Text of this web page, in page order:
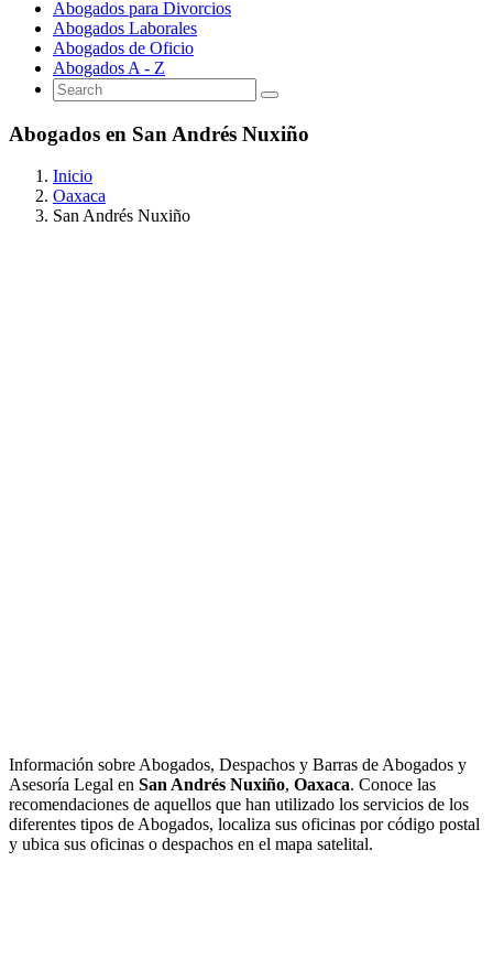
Abogados para Divorcios
Abogados Laborales
Abogados de Oficio
Abogados A - Z
Abogados en San Andrés Nuxiño
Inicio
Oaxaca
San Andrés Nuxiño
Información sobre Abogados, Despachos y Barras de Abogados y
Asesoría Legal en San Andrés Nuxiño, Oaxaca. Conoce las
recomendaciones de aquellos que han utilizado los servicios de los
diferentes tipos de Abogados, localiza sus oficinas por código postal
y ubica sus oficinas o despachos en el mapa satelital.